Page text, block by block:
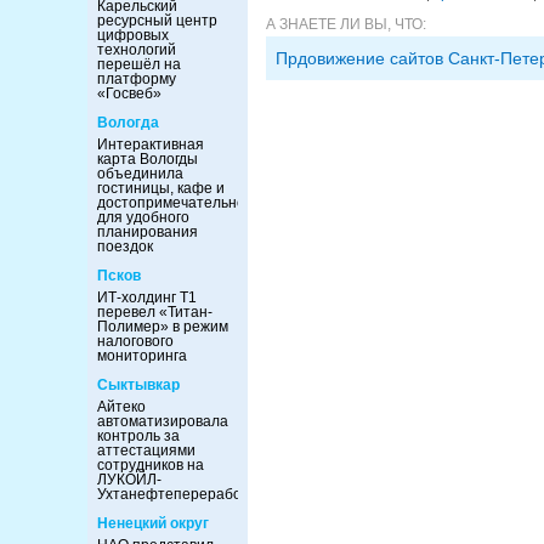
Карельский
ресурсный центр
цифровых
технологий
перешёл на
платформу
«Госвеб»
Вологда
Интерактивная
карта Вологды
объединила
гостиницы, кафе и
достопримечательности
для удобного
планирования
поездок
Псков
ИТ-холдинг Т1
перевел «Титан-
Полимер» в режим
налогового
мониторинга
Сыктывкар
Айтеко
автоматизировала
контроль за
аттестациями
сотрудников на
ЛУКОЙЛ-
Ухтанефтепереработка
Ненецкий округ
А ЗНАЕТЕ ЛИ ВЫ, ЧТО:
Прдовижение сайтов Санкт-